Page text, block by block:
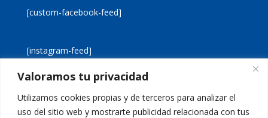
Valoramos tu privacidad
Utilizamos cookies propias y de terceros para analizar el
uso del sitio web y mostrarte publicidad relacionada con tus
[custom-facebook-feed]
[instagram-feed]